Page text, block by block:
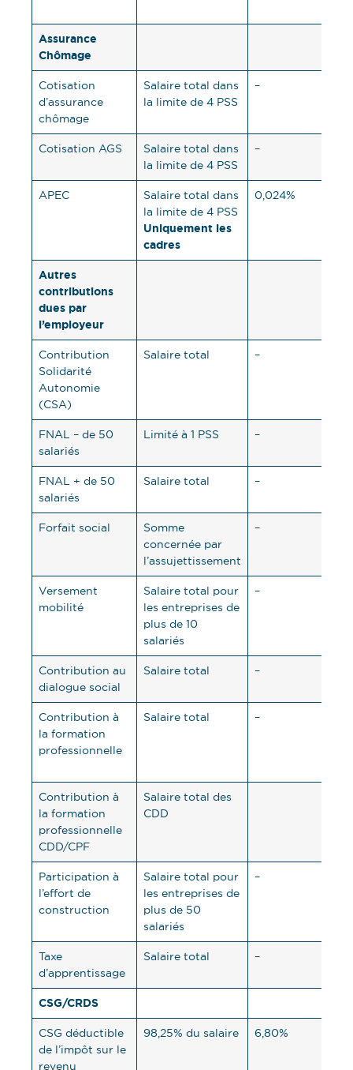
Assurance
Chômage
Cotisation
d’assurance
chômage
Salaire total dans
la limite de 4 PSS
–
Cotisation AGS
Salaire total dans
la limite de 4 PSS
–
APEC
Salaire total dans
la limite de 4 PSS
Uniquement les
cadres
0,024%
Autres
contributions
dues par
l’employeur
Contribution
Solidarité
Autonomie
(CSA)
Salaire total –
FNAL – de 50
salariés
Limité à 1 PSS –
FNAL + de 50
salariés
Salaire total –
Forfait social
Somme
concernée par
l’assujettissement
–
Versement
mobilité
Salaire total pour
les entreprises de
plus de 10
salariés
–
Contribution au
dialogue social
Salaire total –
Contribution à
la formation
professionnelle
Salaire total –
Contribution à
la formation
professionnelle
CDD/CPF
Salaire total des
CDD
Participation à
l’effort de
construction
Salaire total pour
les entreprises de
plus de 50
salariés
–
Taxe
d’apprentissage
Salaire total –
CSG/CRDS
CSG déductible
de l’impôt sur le
revenu
98,25% du salaire 6,80%